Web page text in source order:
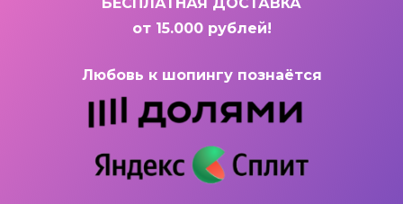
от 15.000 рублей!
Любовь к шопингу познаётся